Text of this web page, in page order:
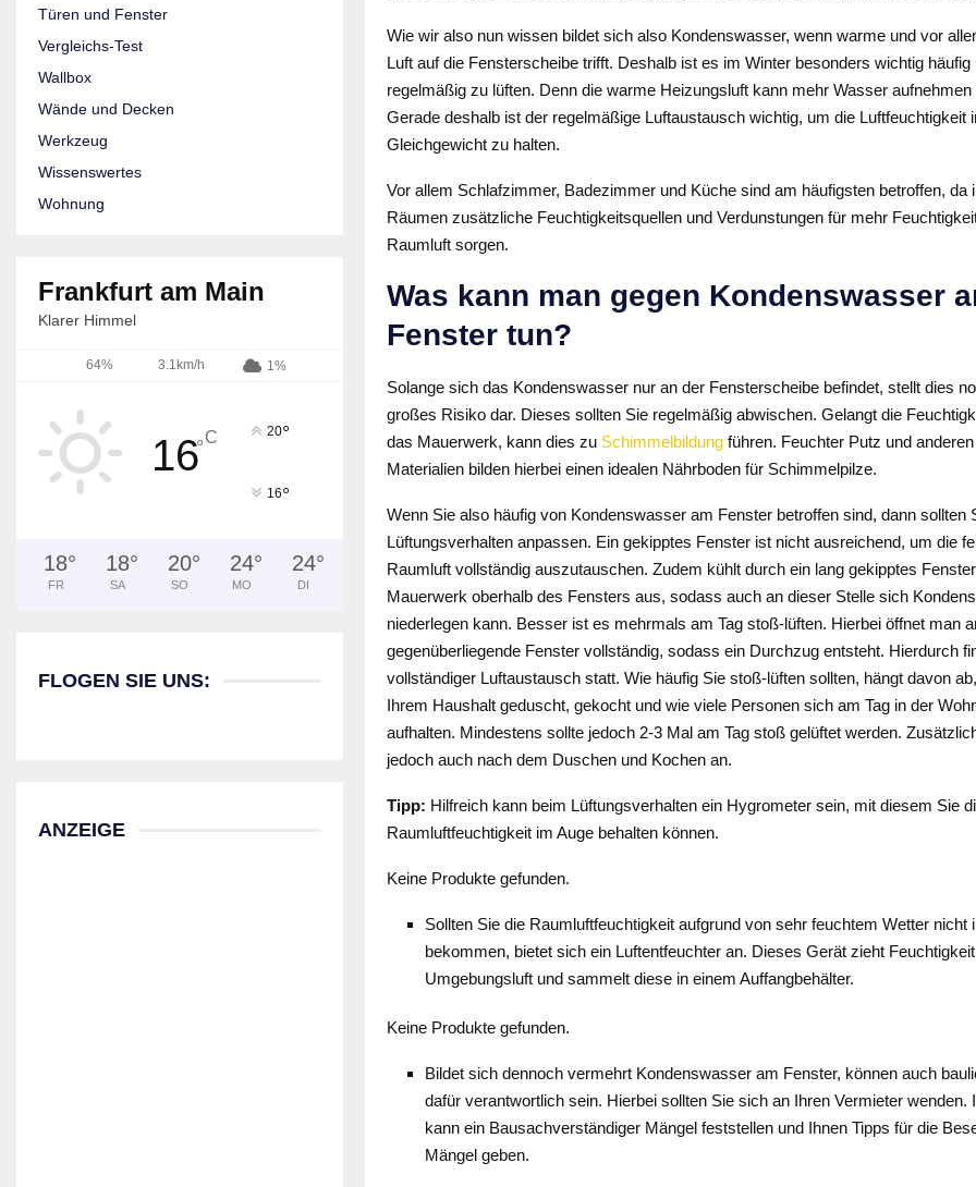
Wie wir also nun wissen bildet sich also Kondenswasser, wenn warme und vor
Luft auf die Fensterscheibe trifft. Deshalb ist es im Winter besonders wichtig häufig
regelmäßig zu lüften. Denn die warme Heizungsluft kann mehr Wasser aufnehmen
Gerade deshalb ist der regelmäßige Luftaustausch wichtig, um die Luftfeuchtigkeit
Gleichgewicht zu halten.
Vor allem Schlafzimmer, Badezimmer und Küche sind am häufigsten betroffen, da
Räumen zusätzliche Feuchtigkeitsquellen und Verdunstungen für mehr
Raumluft sorgen.
Was kann man gegen Kondenswasser
Fenster tun?
Solange sich das Kondenswasser nur an der Fensterscheibe befindet, stellt dies
großes Risiko dar. Dieses sollten Sie regelmäßig abwischen. Gelangt die
das Mauerwerk, kann dies zu Schimmelbildung führen. Feuchter Putz und
Materialien bilden hierbei einen idealen Nährboden für Schimmelpilze.
Wenn Sie also häufig von Kondenswasser am Fenster betroffen sind, dann sollten
Lüftungsverhalten anpassen. Ein gekipptes Fenster ist nicht ausreichend, um die
Raumluft vollständig auszutauschen. Zudem kühlt durch ein lang gekipptes
Mauerwerk oberhalb des Fensters aus, sodass auch an dieser Stelle sich
niederlegen kann. Besser ist es mehrmals am Tag stoß-lüften. Hierbei öffnet man
gegenüberliegende Fenster vollständig, sodass ein Durchzug entsteht. Hierdurch
vollständiger Luftaustausch statt. Wie häufig Sie stoß-lüften sollten, hängt davon
Ihrem Haushalt geduscht, gekocht und wie viele Personen sich am Tag in der
aufhalten. Mindestens sollte jedoch 2-3 Mal am Tag stoß gelüftet werden.
jedoch auch nach dem Duschen und Kochen an.
Tipp: Hilfreich kann beim Lüftungsverhalten ein Hygrometer sein, mit diesem Sie
Raumluftfeuchtigkeit im Auge behalten können.
Keine Produkte gefunden.
Sollten Sie die Raumluftfeuchtigkeit aufgrund von sehr feuchtem Wetter nicht
bekommen, bietet sich ein Luftentfeuchter an. Dieses Gerät zieht
Umgebungsluft und sammelt diese in einem Auffangbehälter.
Keine Produkte gefunden.
Bildet sich dennoch vermehrt Kondenswasser am Fenster, können auch
dafür verantwortlich sein. Hierbei sollten Sie sich an Ihren Vermieter wenden.
kann ein Bausachverständiger Mängel feststellen und Ihnen Tipps für die
Mängel geben.
Türen und Fenster
Vergleichs-Test
Wallbox
Wände und Decken
Werkzeug
Wissenswertes
Wohnung
Frankfurt am Main
Klarer Himmel
64% 3.1km/h 1%
16°C 20°
16°
18°
FR
18°
SA
20°
SO
24°
MO
24°
DI
FLOGEN SIE UNS:
ANZEIGE